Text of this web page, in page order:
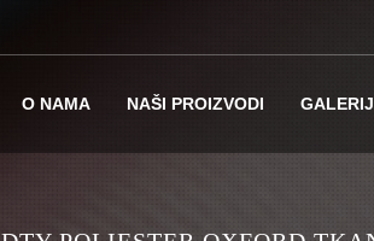
O NAMA NAŠI PROIZVODI